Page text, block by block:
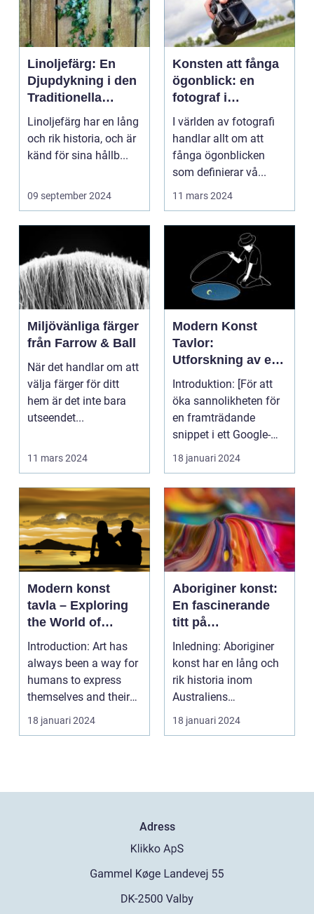
Linoljefärg: En
Djupdykning i den
Traditionella
Målartekniken
Linoljefärg har en lång
och rik historia, och är
känd för sina hållb...
09 september 2024
Konsten att fånga
ögonblick: en
fotograf i
Norrköping
I världen av fotografi
handlar allt om att
fånga ögonblicken
som definierar vå...
11 mars 2024
Miljövänliga färger
från Farrow & Ball
När det handlar om att
välja färger för ditt
hem är det inte bara
utseendet...
11 mars 2024
Modern Konst
Tavlor:
Utforskning av ett
Kreativt Uttryck
Introduktion: [För att
öka sannolikheten för
en framträdande
snippet i ett Google-
sök är det viktigt...
18 januari 2024
Modern konst
tavla – Exploring
the World of
Contemporary Art
Introduction: Art has
always been a way for
humans to express
themselves and their
experiences. Over...
18 januari 2024
Aboriginer konst:
En fascinerande
titt på
ursprungsbefolkni
ngens unika
konstform
Inledning: Aboriginer
konst har en lång och
rik historia inom
Australiens
ursprungsbefolkning.
Denna...
18 januari 2024
Adress